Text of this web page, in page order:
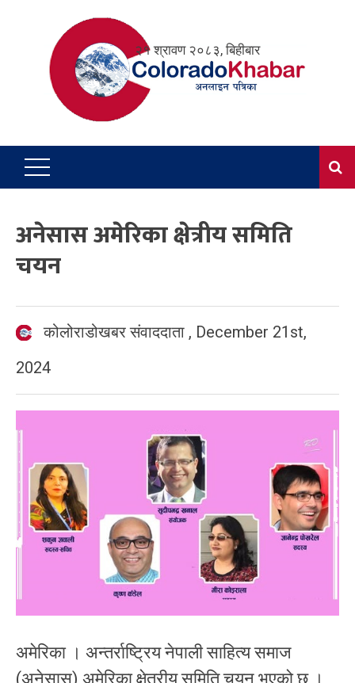
२१ श्रावण २०८३, बिहीबार
अनेसास अमेरिका क्षेत्रीय समिति
चयन
कोलोराडोखबर संवाददाता , December 21st,
2024
अमेरिका । अन्तर्राष्ट्रिय नेपाली साहित्य समाज
(अनेसास) अमेरिका क्षेत्रीय समिति चयन भएको छ ।